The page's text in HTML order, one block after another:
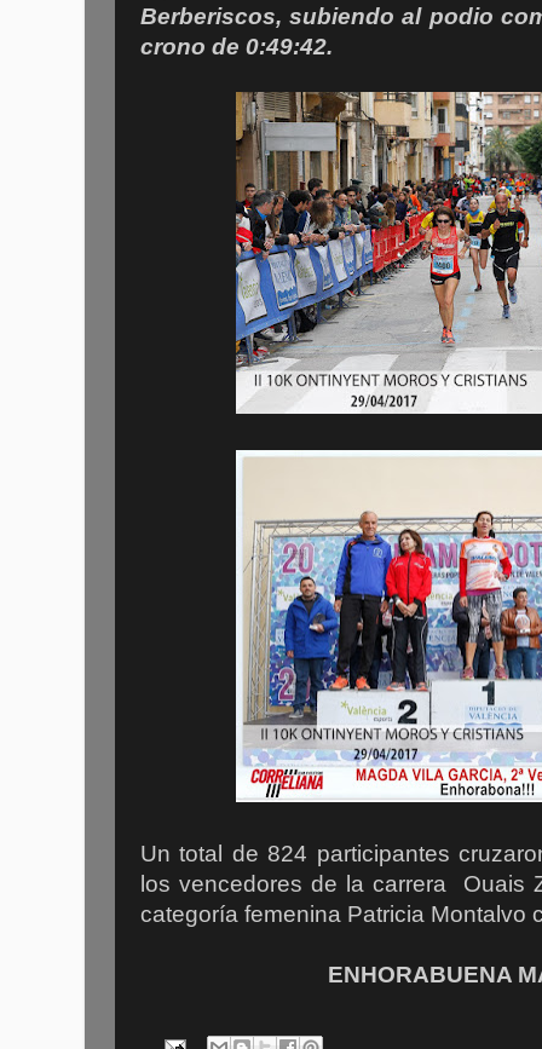
Berberiscos, subiendo al podio
crono de 0:49:42.
Un total de 824 participantes
los vencedores de la carrera Ouais
categoría femenina Patricia Montalvo
ENHORABUENA